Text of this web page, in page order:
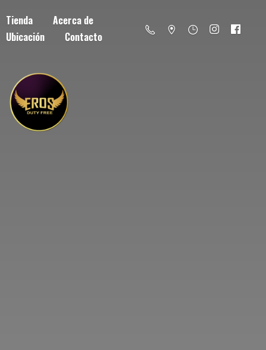
Tienda
Acerca de
Ubicación
Contacto